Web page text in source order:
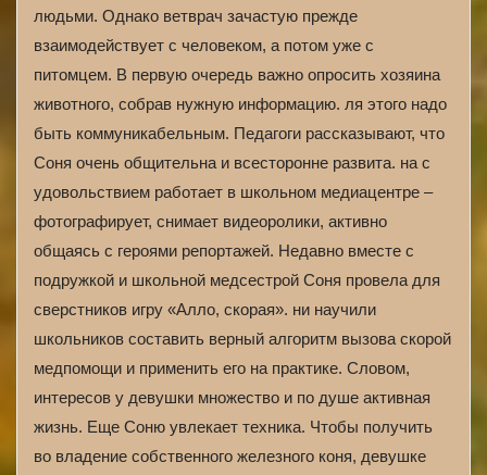
людьми. Однако ветврач зачастую прежде
взаимодействует с человеком, а потом уже с
питомцем. В первую очередь важно опросить хозяина
животного, собрав нужную информацию. ля этого надо
быть коммуникабельным. Педагоги рассказывают, что
Соня очень общительна и всесторонне развита. на с
удовольствием работает в школьном медиацентре –
фотографирует, снимает видеоролики, активно
общаясь с героями репортажей. Недавно вместе с
подружкой и школьной медсестрой Соня провела для
сверстников игру «Алло, скорая». ни научили
школьников составить верный алгоритм вызова скорой
медпомощи и применить его на практике. Словом,
интересов у девушки множество и по душе активная
жизнь. Еще Соню увлекает техника. Чтобы получить
во владение собственного железного коня, девушке